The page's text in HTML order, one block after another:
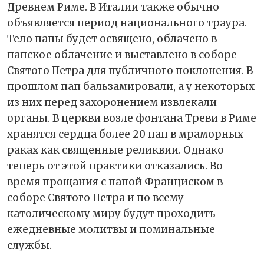
Древнем Риме. В Италии также обычно
объявляется период национального траура.
Тело папы будет освящено, облачено в
папское облачение и выставлено в соборе
Святого Петра для публичного поклонения. В
прошлом пап бальзамировали, а у некоторых
из них перед захоронением извлекали
органы. В церкви возле фонтана Треви в Риме
хранятся сердца более 20 пап в мраморных
раках как священные реликвии. Однако
теперь от этой практики отказались. Во
время прощания с папой Франциском в
соборе Святого Петра и по всему
католическому миру будут проходить
ежедневные молитвы и поминальные
службы.